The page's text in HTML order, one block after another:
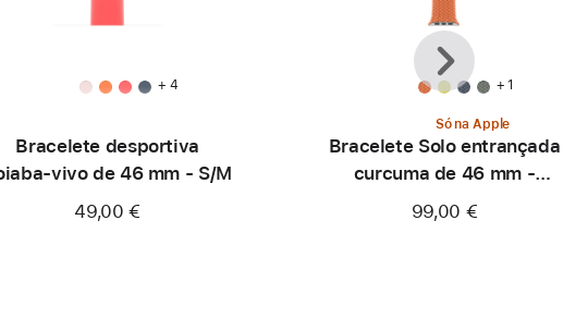
+ 4
Bracelete desportiva
de 46 mm - S/M
49,00 €
+ 1
Só na Apple
Bracelete Solo entrançada
curcuma de 46 mm -
Tamanho 0
99,00 €
Anterior
Seguinte